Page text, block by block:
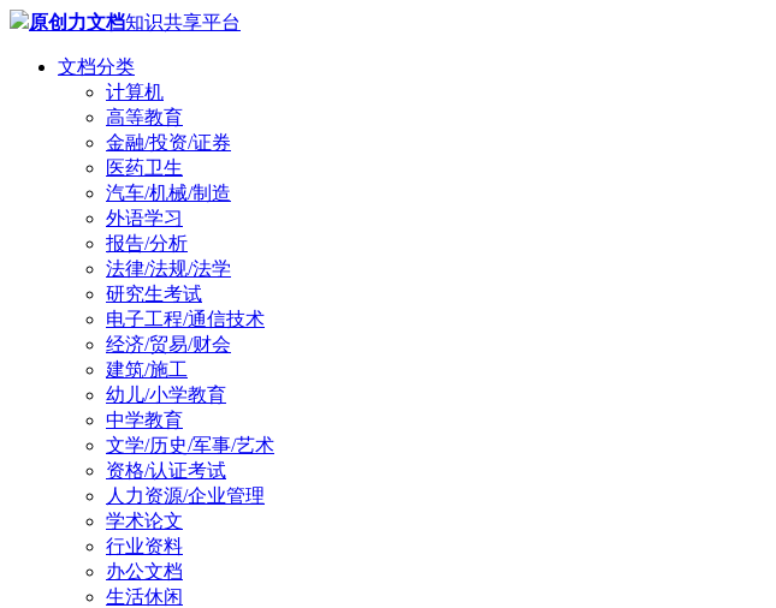
原创力文档知识共享平台
文档分类
计算机
高等教育
金融/投资/证券
医药卫生
汽车/机械/制造
外语学习
报告/分析
法律/法规/法学
研究生考试
电子工程/通信技术
经济/贸易/财会
建筑/施工
幼儿/小学教育
中学教育
文学/历史/军事/艺术
资格/认证考试
人力资源/企业管理
学术论文
行业资料
办公文档
生活休闲